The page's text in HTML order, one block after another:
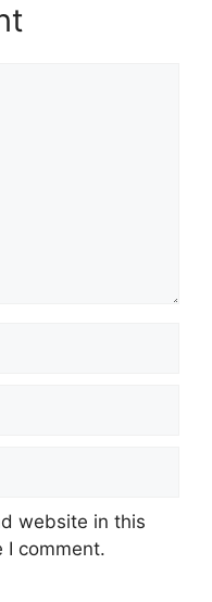
website in this
I comment.